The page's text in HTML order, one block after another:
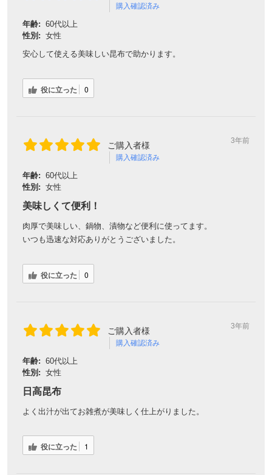
購入確認済み
年齢: 60代以上
性別: 女性
安心して使える美味しい昆布で助かります。
役に立った 0
ご購入者様
購入確認済み
3年前
年齢: 60代以上
性別: 女性
美味しくて便利！
肉厚で美味しい、鍋物、漬物など便利に使ってます。
いつも迅速な対応ありがとうございました。
役に立った 0
ご購入者様
購入確認済み
3年前
年齢: 60代以上
性別: 女性
日高昆布
よく出汁が出てお雑煮が美味しく仕上がりました。
役に立った 1